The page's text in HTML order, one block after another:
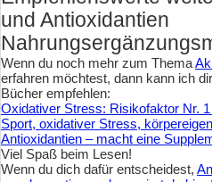
und Antioxidantien
Wenn du noch mehr zum Thema
erfahren möchtest, dann kann ich
Bücher empfehlen:
Oxidativer Stress: Risikofaktor Nr.
Sport, oxidativer Stress,
Antioxidantien – macht eine
Viel Spaß beim Lesen!
Wenn du dich dafür entscheidest,